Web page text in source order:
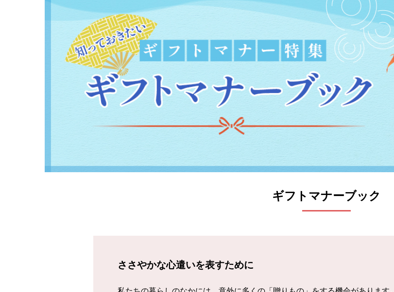
ギフトマナーブック
ささやかな心遣いを表すために